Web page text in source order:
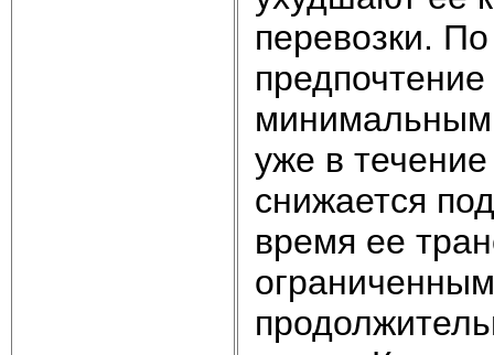
перевозки.
минимальным
уже в
снижается
время ее